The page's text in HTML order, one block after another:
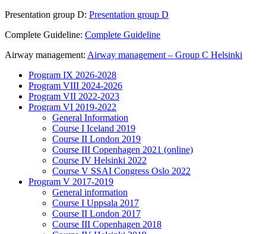
Presentation group D: Presentation group D
Complete Guideline: Complete Guideline
Airway management: Airway management – Group C Helsinki
Program IX 2026-2028
Program VIII 2024-2026
Program VII 2022-2023
Program VI 2019-2022
General Information
Course I Iceland 2019
Course II London 2019
Course III Copenhagen 2021 (online)
Course IV Helsinki 2022
Course V SSAI Congress Oslo 2022
Program V 2017-2019
General information
Course I Uppsala 2017
Course II London 2017
Course III Copenhagen 2018